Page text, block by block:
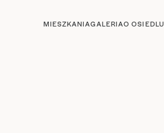
MIESZKANIAGALERIAO OSIEDLU